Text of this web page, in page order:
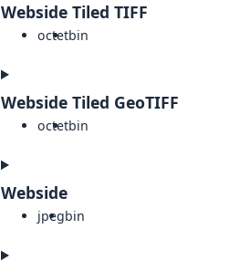
Webside Tiled TIFF
octetbin
Webside Tiled GeoTIFF
octetbin
Webside
jpegbin